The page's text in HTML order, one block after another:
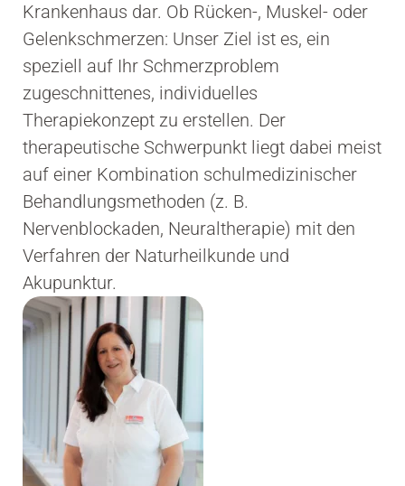
Krankenhaus dar. Ob Rücken-, Muskel- oder
Gelenkschmerzen: Unser Ziel ist es, ein
speziell auf Ihr Schmerzproblem
zugeschnittenes, individuelles
Therapiekonzept zu erstellen. Der
therapeutische Schwerpunkt liegt dabei meist
auf einer Kombination schulmedizinischer
Behandlungsmethoden (z. B.
Nervenblockaden, Neuraltherapie) mit den
Verfahren der Naturheilkunde und
Akupunktur.